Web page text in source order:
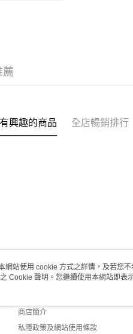
薦
興趣的商品 全店暢銷排行
關於我們
商店簡介
私隱政策及網站使用條款
網站使用 cookie 方式之詳情，及若您
之 Cookie 聲明。您繼續使用本網站即表